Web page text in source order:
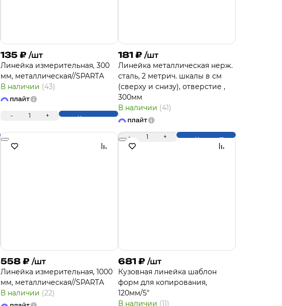
135 ₽ /шт
Линейка измерительная, 300
мм, металлическая//SPARTA
В наличии (43)
- 1 + Купить
181 ₽ /шт
Линейка металлическая нерж.
сталь, 2 метрич. шкалы в см
(сверху и снизу), отверстие ,
300мм
В наличии (41)
- 1 + Купить
558 ₽ /шт
Линейка измерительная, 1000
мм, металлическая//SPARTA
В наличии (22)
681 ₽ /шт
Кузовная линейка шаблон
форм для копирования,
120мм/5"
В наличии (11)